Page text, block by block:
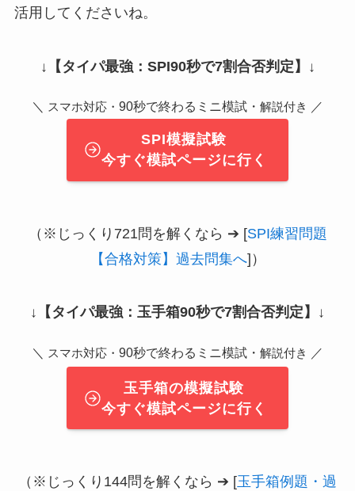
活用してくださいね。
↓ 【タイパ最強：SPI90秒で7割合否判定】 ↓
＼ スマホ対応・ 90秒で終わるミニ模試・ 解説付き ／
SPI模擬試験
今すぐ模試ページに行く
（※じっくり721問を解くなら ➔ [SPI練習問題
【合格対策】過去問集へ]）
↓ 【タイパ最強：玉手箱90秒で7割合否判定】 ↓
＼ スマホ対応・ 90秒で終わるミニ模試・ 解説付き ／
玉手箱の模擬試験
今すぐ模試ページに行く
（※じっくり144問を解くなら ➔ [玉手箱例題・過